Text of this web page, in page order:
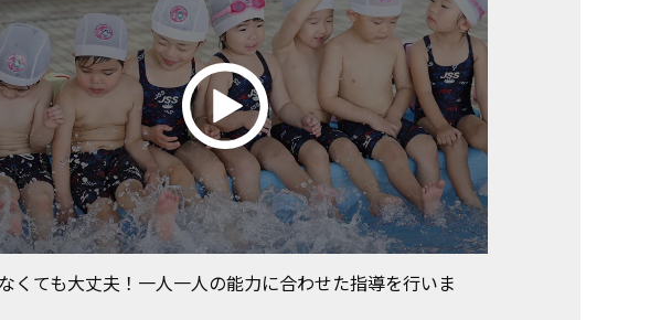
くても大丈夫！一人一人の能力に合わせた指導を行いま